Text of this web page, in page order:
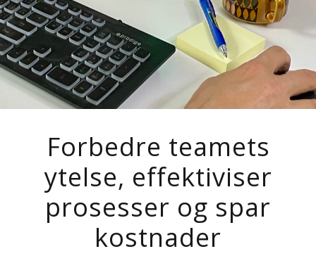
Forbedre teamets
ytelse, effektiviser
prosesser og spar
kostnader